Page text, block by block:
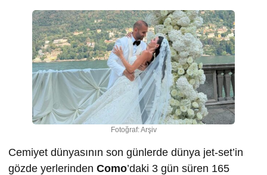
Fotoğraf: Arşiv
Cemiyet dünyasının son günlerde dünya jet-set’in
gözde yerlerinden Como’daki 3 gün süren 165